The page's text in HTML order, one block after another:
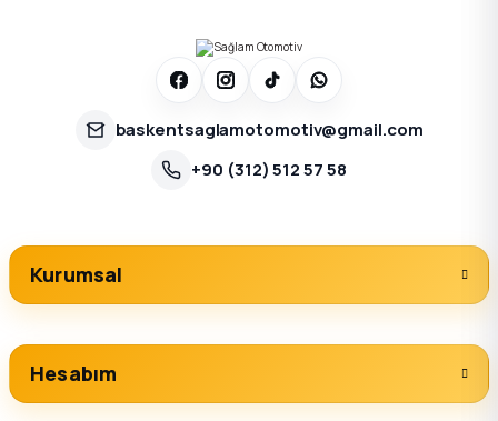
baskentsaglamotomotiv@gmail.com
+90 (312) 512 57 58
Kurumsal
Hesabım